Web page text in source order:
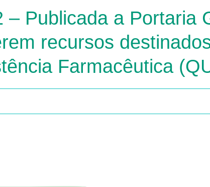
– Publicada a Portaria
recursos
Farmacêutica